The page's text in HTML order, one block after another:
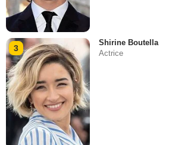
3
Shirine Boutella
Actrice